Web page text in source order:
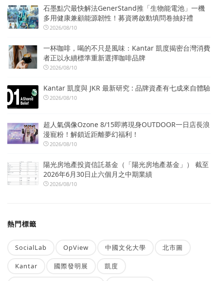
石墨點穴最快解法GenerStand推「生物能電池」一機
多用健康兼顧能源韌性！募資將啟動填問卷抽好禮
2026/08/10
一杯咖啡，喝的不只是風味：Kantar 凱度揭密台灣消費
者正以永續標準重新選擇咖啡品牌
2026/08/10
Kantar 凱度與 JKR 最新研究 : 品牌資產有七成來自體驗
2026/08/10
超人氣偶像Ozone 8/15即將現身OUTDOOR一日店長浪
漫寵粉！解鎖近距離夢幻福利！
2026/08/10
陽光房地產投資信託基金（「陽光房地產基金」） 截至
2026年6月30日止六個月之中期業績
2026/08/10
熱門標籤
SocialLab OpView 中國文化大學 北市圖
Kantar 國際發明展 凱度